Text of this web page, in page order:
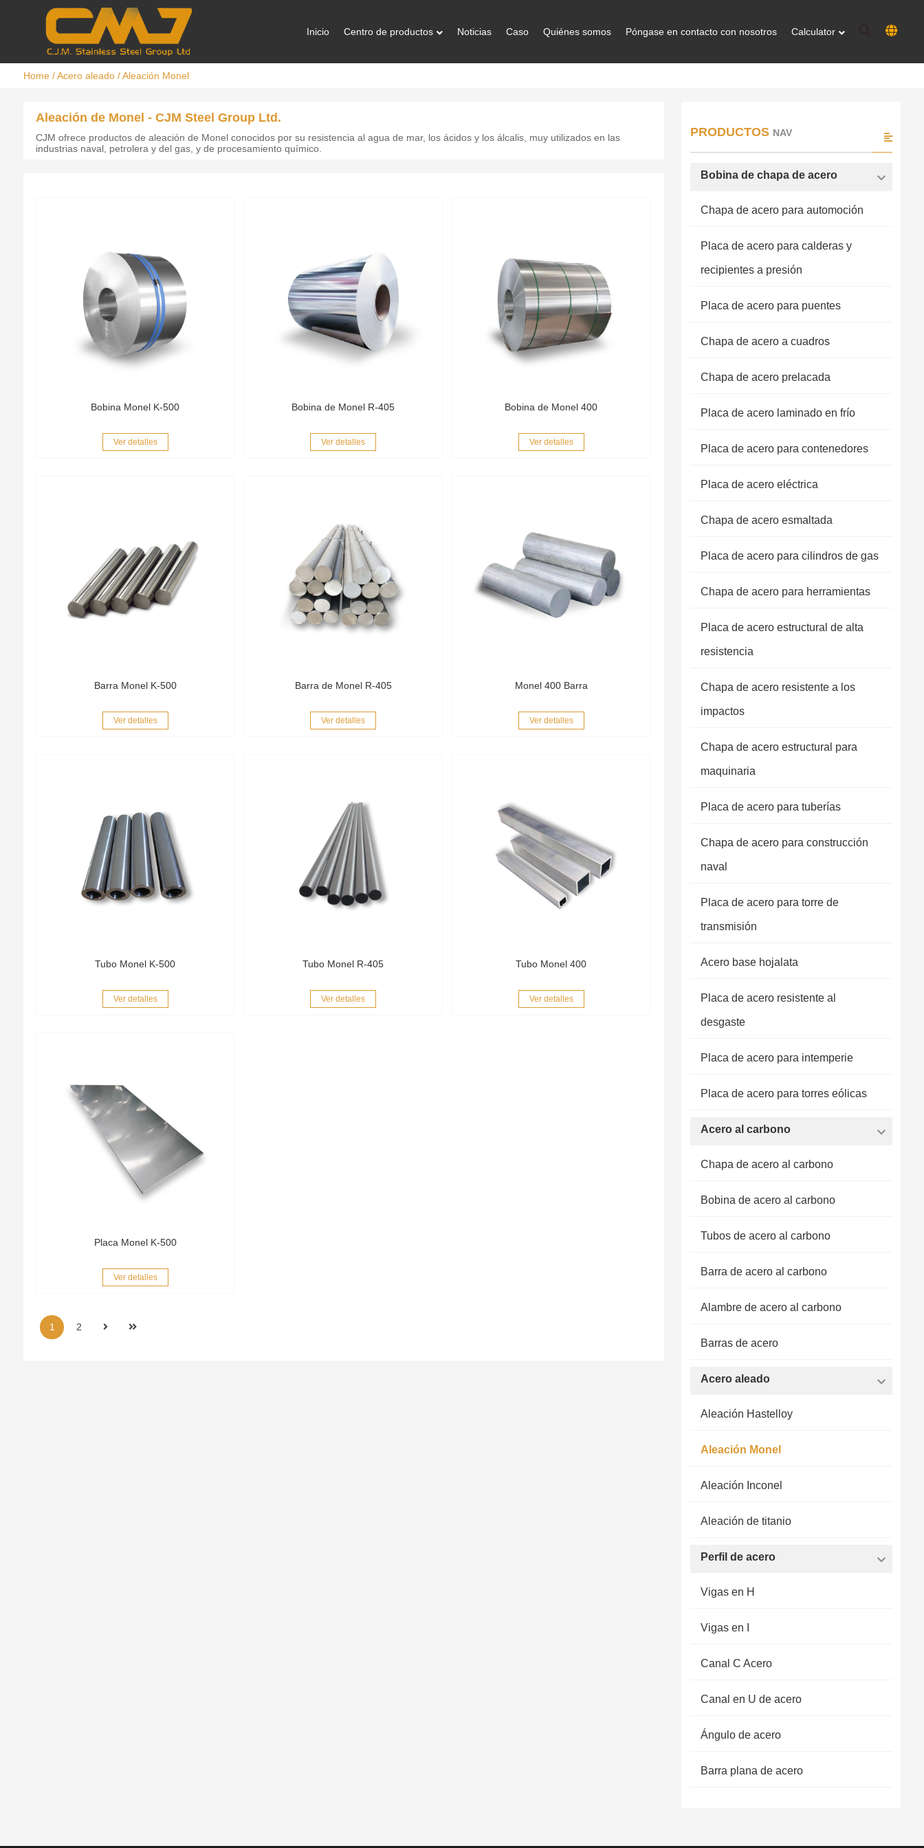
Inicio Centro de productos Noticias Caso Quiénes somos Póngase en contacto con nosotros Calculator
Home/Acero aleado/Aleación Monel
Aleación de Monel - CJM Steel Group Ltd.
CJM ofrece productos de aleación de Monel conocidos por su resistencia al agua de mar, los ácidos y los álcalis, muy utilizados en las
industrias naval, petrolera y del gas, y de procesamiento químico.
Bobina Monel K-500
Ver detalles
Bobina de Monel R-405
Ver detalles
Bobina de Monel 400
Ver detalles
Barra Monel K-500
Ver detalles
Barra de Monel R-405
Ver detalles
Monel 400 Barra
Ver detalles
Tubo Monel K-500
Ver detalles
Tubo Monel R-405
Ver detalles
Tubo Monel 400
Ver detalles
Placa Monel K-500
Ver detalles
1 2
PRODUCTOS NAV
Bobina de chapa de acero
Chapa de acero para automoción
Placa de acero para calderas y
recipientes a presión
Placa de acero para puentes
Chapa de acero a cuadros
Chapa de acero prelacada
Placa de acero laminado en frío
Placa de acero para contenedores
Placa de acero eléctrica
Chapa de acero esmaltada
Placa de acero para cilindros de gas
Chapa de acero para herramientas
Placa de acero estructural de alta
resistencia
Chapa de acero resistente a los
impactos
Chapa de acero estructural para
maquinaria
Placa de acero para tuberías
Chapa de acero para construcción
naval
Placa de acero para torre de
transmisión
Acero base hojalata
Placa de acero resistente al
desgaste
Placa de acero para intemperie
Placa de acero para torres eólicas
Acero al carbono
Chapa de acero al carbono
Bobina de acero al carbono
Tubos de acero al carbono
Barra de acero al carbono
Alambre de acero al carbono
Barras de acero
Acero aleado
Aleación Hastelloy
Aleación Monel
Aleación Inconel
Aleación de titanio
Perfil de acero
Vigas en H
Vigas en I
Canal C Acero
Canal en U de acero
Ángulo de acero
Barra plana de acero